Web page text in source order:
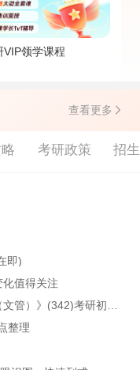
VIP领学课程
查看更多
考研政策 招
即)
值得关注
》(342)考研初试大纲
整理